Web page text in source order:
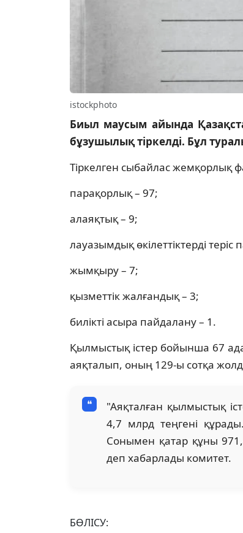
istockphoto
Биыл маусым айында
бұзушылық тіркелді. Бұл
Тіркелген сыбайлас жемқорлық
парақорлық – 97;
алаяқтық – 9;
лауазымдық өкілеттіктерді теріс
жымқыру – 7;
қызметтік жалғандық – 3;
билікті асыра пайдалану – 1.
Қылмыстық істер бойынша 67
аяқталып, оның 129-ы сотқа
"Аяқталған қылмыстық
4,7 млрд теңгені
Сонымен қатар құны
деп хабарлады комитет.
БӨЛІСУ: